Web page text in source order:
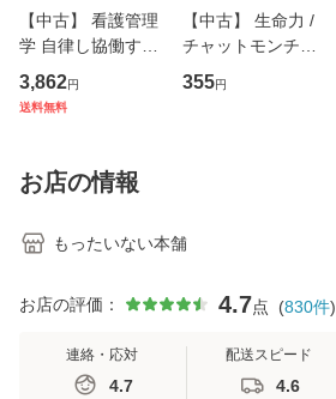
【中古】 看護管理
学 自律し協働する
専門職の看護マネ
ジメントスキル 改
恵 藤本幸三 / 南江
堂 [単行
3,862円
送料無料
【中古】 生命力 /
チャットモンチー /
キューンレコード
[CD]【メール便送
355円
お店の情報
もったいない本舗
お店の評価： 4.7点 (830件)
連絡・応対
4.7
配送スピード
4.6